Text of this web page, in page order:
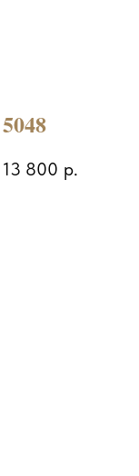
5048
13 800 р.